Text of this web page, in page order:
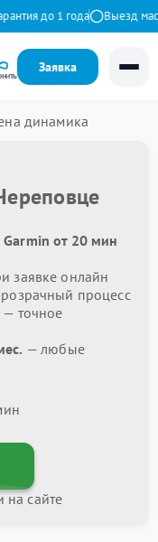
до 1 года Выезд
Заявка
динамика
от 20 мин
заявке онлайн
процесс
— точное
— любые
на сайте